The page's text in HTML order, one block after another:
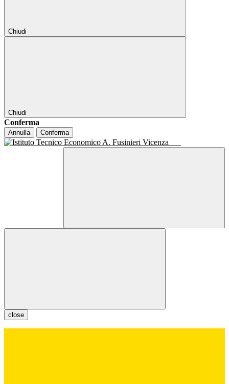
Chiudi
Chiudi
Conferma
Annulla Conferma
close